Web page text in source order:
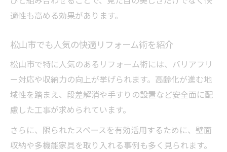
適性も高める効果があります。
松山市でも人気の快適リフォーム術を紹介
松山市で特に人気のあるリフォーム術には、バリアフリ
ー対応や収納力の向上が挙げられます。高齢化が進む地
域性を踏まえ、段差解消や手すりの設置など安全面に配
慮した工事が求められています。
さらに、限られたスペースを有効活用するために、壁面
収納や多機能家具を取り入れる事例も多く見られます。